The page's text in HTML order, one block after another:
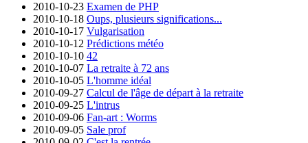
2010-10-23 Examen de PHP
2010-10-18 Oups, plusieurs significations...
2010-10-17 Vulgarisation
2010-10-12 Prédictions météo
2010-10-10 42
2010-10-07 La retraite à 72 ans
2010-10-05 L'homme idéal
2010-09-27 Calcul de l'âge de départ à la retraite
2010-09-25 L'intrus
2010-09-06 Fan-art : Worms
2010-09-05 Sale prof